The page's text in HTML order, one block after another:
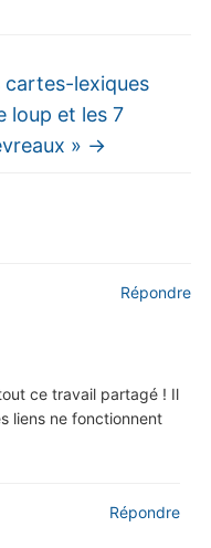
cartes-lexiques
loup et les 7
» →
ce travail partagé ! Il
liens ne fonctionnent
Répondre
Répondre